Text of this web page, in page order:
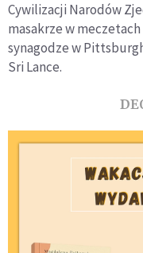
Cywilizacji Narodów
masakrze w
synagodze w
Sri Lance.